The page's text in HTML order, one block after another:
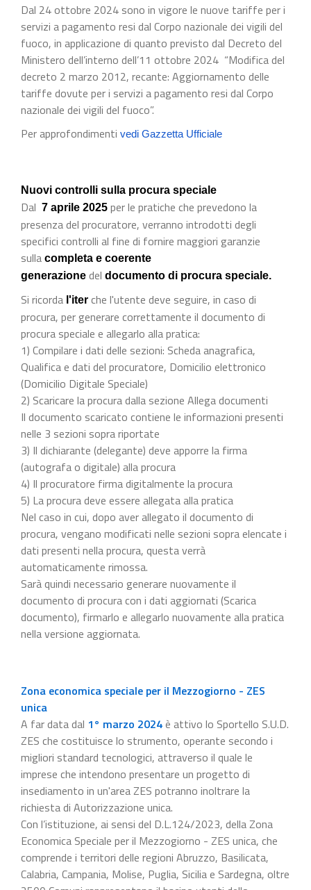
Dal 24 ottobre 2024 sono in vigore le nuove tariffe per i
servizi a pagamento resi dal Corpo nazionale dei vigili del
fuoco, in applicazione di quanto previsto dal Decreto del
Ministero dell’interno dell’11 ottobre 2024 “Modifica del
decreto 2 marzo 2012, recante: Aggiornamento delle
tariffe dovute per i servizi a pagamento resi dal Corpo
nazionale dei vigili del fuoco”.
Per approfondimenti vedi Gazzetta Ufficiale
Nuovi controlli sulla procura speciale
Dal 7 aprile 2025 per le pratiche che prevedono la
presenza del procuratore, verranno introdotti degli
specifici controlli al fine di fornire maggiori garanzie
sulla completa e coerente
generazione del documento di procura speciale.
Si ricorda l'iter che l'utente deve seguire, in caso di
procura, per generare correttamente il documento di
procura speciale e allegarlo alla pratica:
1) Compilare i dati delle sezioni: Scheda anagrafica,
Qualifica e dati del procuratore, Domicilio elettronico
(Domicilio Digitale Speciale)
2) Scaricare la procura dalla sezione Allega documenti
Il documento scaricato contiene le informazioni presenti
nelle 3 sezioni sopra riportate
3) Il dichiarante (delegante) deve apporre la firma
(autografa o digitale) alla procura
4) Il procuratore firma digitalmente la procura
5) La procura deve essere allegata alla pratica
Nel caso in cui, dopo aver allegato il documento di
procura, vengano modificati nelle sezioni sopra elencate i
dati presenti nella procura, questa verrà
automaticamente rimossa.
Sarà quindi necessario generare nuovamente il
documento di procura con i dati aggiornati (Scarica
documento), firmarlo e allegarlo nuovamente alla pratica
nella versione aggiornata.
Zona economica speciale per il Mezzogiorno - ZES
unica
A far data dal 1° marzo 2024è attivo lo Sportello S.U.D.
ZES che costituisce lo strumento, operante secondo i
migliori standard tecnologici, attraverso il quale le
imprese che intendono presentare un progetto di
insediamento in un'area ZES potranno inoltrare la
richiesta di Autorizzazione unica.
Con l’istituzione, ai sensi del D.L.124/2023, della Zona
Economica Speciale per il Mezzogiorno - ZES unica, che
comprende i territori delle regioni Abruzzo, Basilicata,
Calabria, Campania, Molise, Puglia, Sicilia e Sardegna, oltre